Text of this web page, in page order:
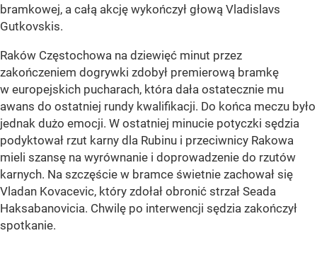
bramkowej, a całą akcję wykończył głową Vladislavs
Gutkovskis.
Raków Częstochowa na dziewięć minut przez
zakończeniem dogrywki zdobył premierową bramkę
w europejskich pucharach, która dała ostatecznie mu
awans do ostatniej rundy kwalifikacji. Do końca meczu było
jednak dużo emocji. W ostatniej minucie potyczki sędzia
podyktował rzut karny dla Rubinu i przeciwnicy Rakowa
mieli szansę na wyrównanie i doprowadzenie do rzutów
karnych. Na szczęście w bramce świetnie zachował się
Vladan Kovacevic, który zdołał obronić strzał Seada
Haksabanovicia. Chwilę po interwencji sędzia zakończył
spotkanie.